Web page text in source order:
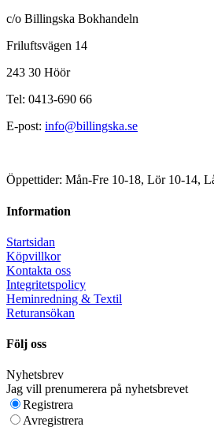
c/o Billingska Bokhandeln
Friluftsvägen 14
243 30 Höör
Tel: 0413-690 66
E-post: info@billingska.se
Öppettider: Mån-Fre 10-18, Lör 10-14,
Information
Startsidan
Köpvillkor
Kontakta oss
Integritetspolicy
Heminredning & Textil
Returansökan
Följ oss
Nyhetsbrev
Jag vill prenumerera på nyhetsbrevet
Registrera
Avregistrera